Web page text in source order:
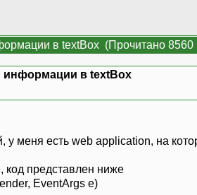
в textBox (Прочитано 8560
информации в textBox
у меня есть web application, на
код представлен ниже
EventArgs e)